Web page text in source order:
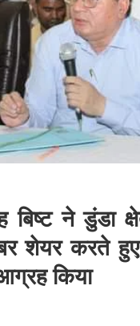
बिष्ट ने डुंडा
शेयर करते
किया